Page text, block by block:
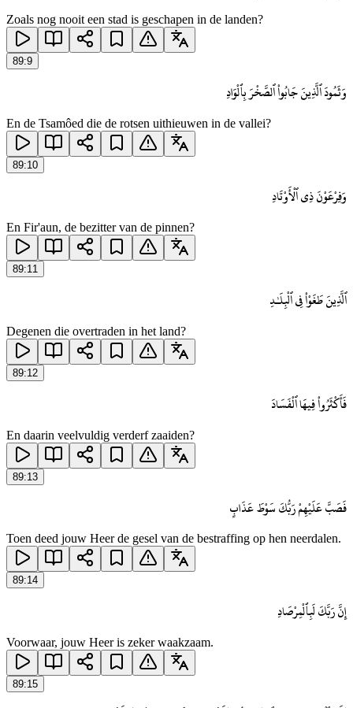
Zoals nog nooit een stad is geschapen in de landen?
89:9
وَثَمُودَ ٱلَّذِينَ جَابُوا۟ ٱلصَّخْرَ بِٱلْوَادِ
En de Tsamôed die de rotsen uithieuwen in de vallei?
89:10
وَفِرْعَوْنَ ذِى ٱلْأَوْتَادِ
En Fir'aun, de bezitter van de pinnen?
89:11
ٱلَّذِينَ طَغَوْا۟ فِى ٱلْبِلَـٰدِ
Degenen die overtraden in het land?
89:12
فَأَكْثَرُوا۟ فِيهَا ٱلْفَسَادَ
En daarin veelvuldig verderf zaaiden?
89:13
فَصَبَّ عَلَيْهِمْ رَبُّكَ سَوْطَ عَذَابٍ
Toen deed jouw Heer de gesel van de bestraffing op hen neerdalen.
89:14
إِنَّ رَبَّكَ لَبِٱلْمِرْصَادِ
Voorwaar, jouw Heer is zeker waakzaam.
89:15